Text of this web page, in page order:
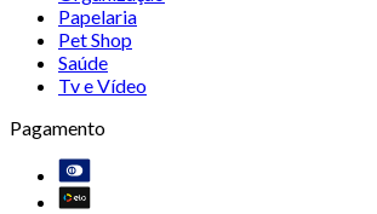
Papelaria
Pet Shop
Saúde
Tv e Vídeo
Pagamento